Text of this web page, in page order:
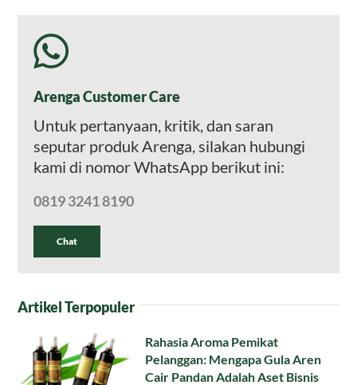
Arenga Customer Care
Untuk pertanyaan, kritik, dan saran
seputar produk Arenga, silakan hubungi
kami di nomor WhatsApp berikut ini:
0819 3241 8190
Chat
Artikel Terpopuler
Rahasia Aroma Pemikat
Pelanggan: Mengapa Gula Aren
Cair Pandan Adalah Aset Bisnis